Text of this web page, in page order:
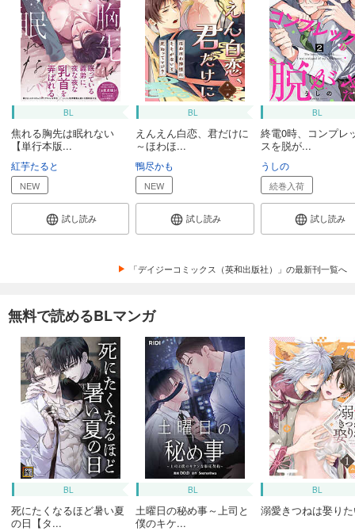
BL
焦れる胸先は眠れない
【単行本版...
紅芋たると
NEW
試し読み
BL
えんえん白恋、君だけに
～ほわほ...
鴨尽かも
NEW
試し読み
BL
終電0時、コンプレ
スを脱が...
うしの
続巻入荷
試し読み
「デイジーコミックス（英和出版社）」の最新刊一覧へ
無料で読めるBLマンガ
BL
死にたくなるほど暑い夏
の日【タ...
BL
土曜日の秘め事～上司と
僕のキケ...
BL
溺愛きつねは娶り